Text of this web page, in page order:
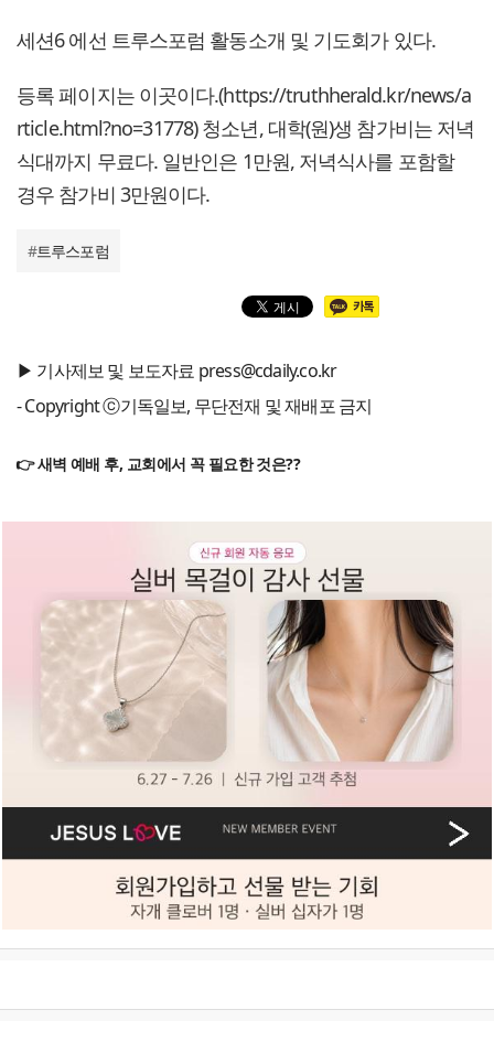
세션6 에선 트루스포럼 활동소개 및 기도회가 있다.
등록 페이지는 이곳이다.(https://truthherald.kr/news/a
rticle.html?no=31778) 청소년, 대학(원)생 참가비는 저녁
식대까지 무료다. 일반인은 1만원, 저녁식사를 포함할
경우 참가비 3만원이다.
#트루스포럼
▶ 기사제보 및 보도자료 press@cdaily.co.kr
- Copyright ⓒ기독일보, 무단전재 및 재배포 금지
👉 새벽 예배 후, 교회에서 꼭 필요한 것은??